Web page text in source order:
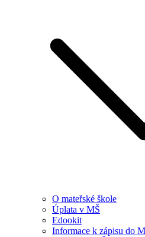
O mateřské škole
Úplata v MŠ
Edookit
Informace k zápisu do